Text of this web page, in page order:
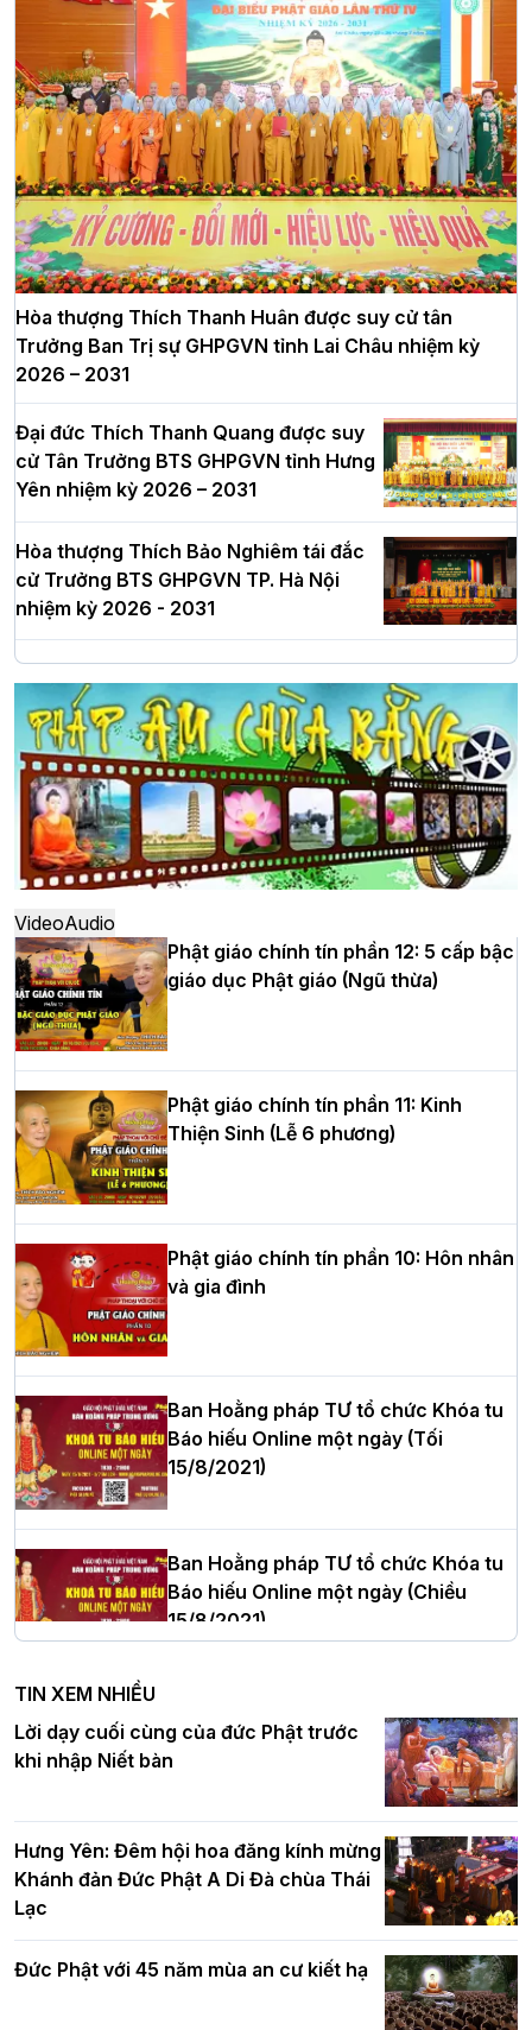
Hòa thượng Thích Thanh Huân được suy cử tân
Trưởng Ban Trị sự GHPGVN tỉnh Lai Châu nhiệm kỳ
2026 – 2031
Đại đức Thích Thanh Quang được suy
cử Tân Trưởng BTS GHPGVN tỉnh Hưng
Yên nhiệm kỳ 2026 – 2031
Hòa thượng Thích Bảo Nghiêm tái đắc
cử Trưởng BTS GHPGVN TP. Hà Nội
nhiệm kỳ 2026 - 2031
Hà Nội: Long trọng lễ khởi công xây
dựng Trung tâm văn hóa Phật giáo Thủ
đô
Hà Nội: Ngày tu học cuối cùng khép lại
khóa sinh hoạt Phật pháp mùa hè lần
thứ XIV tại chùa Bằng
Học yêu thương trong ngày tu tập thứ
tư của Khóa sinh hoạt Phật pháp mùa
hè tại chùa Bằng
HT.Thích Thọ Lạc được suy cử làm tân
Trưởng BTS GHPGVN tỉnh Nghệ An
Hòa thượng Thích Quảng Tùng tái đắc
cử Trưởng BTS GHPGVN thành phố Hải
Phòng nhiệm kỳ 2026 – 2031
Thượng tọa Thích Tâm Chính được suy
cử tân Trưởng ban Trị sự GHPGVN tỉnh
Hà Nội: Tăng Ni Trường hạ Bồ Đề trang
nghiêm tác pháp Tiền an cư PL.2570 –
DL.2026
chúc mừng Phật đản BTS GHPGVN TP.
Hà Nội
Hơn 5.000 người tham dự diễu hành,
VideoAudio
Phật giáo chính tín phần 12: 5 cấp bậc
giáo dục Phật giáo (Ngũ thừa)
Phật giáo chính tín phần 11: Kinh
Thiện Sinh (Lễ 6 phương)
Phật giáo chính tín phần 10: Hôn nhân
và gia đình
Ban Hoằng pháp TƯ tổ chức Khóa tu
Báo hiếu Online một ngày (Tối
15/8/2021)
Ban Hoằng pháp TƯ tổ chức Khóa tu
Báo hiếu Online một ngày (Chiều
15/8/2021)
Ban Hoằng pháp TƯ tổ chức Khóa tu
Báo hiếu Online một ngày (Sáng
15/8/2021)
Tinh thần yêu nước của Phật giáo
TIN XEM NHIỀU
Lời dạy cuối cùng của đức Phật trước
khi nhập Niết bàn
Hưng Yên: Đêm hội hoa đăng kính mừng
Khánh đản Đức Phật A Di Đà chùa Thái
Lạc
Đức Phật với 45 năm mùa an cư kiết hạ